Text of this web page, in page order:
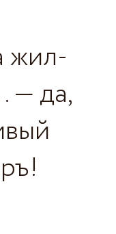
жил-
— да,